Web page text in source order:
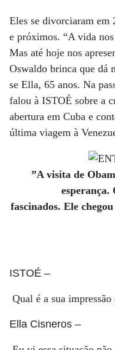
Eles se divorciaram em
e próximos. “A vida
Mas até hoje nos
Oswaldo brinca que dá
se Ella, 65 anos. Na
falou à ISTOÉ sobre a
abertura em Cuba e
última viagem à
”A visita de
esperança.
fascinados. Ele
ISTOÉ –
Qual é a sua
Ella Cisneros –